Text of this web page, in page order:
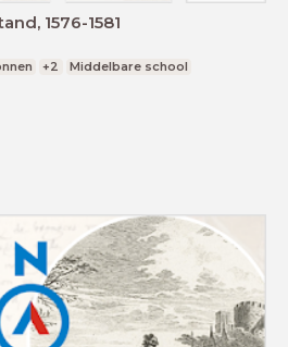
1576-1581
+2
Middelbare school